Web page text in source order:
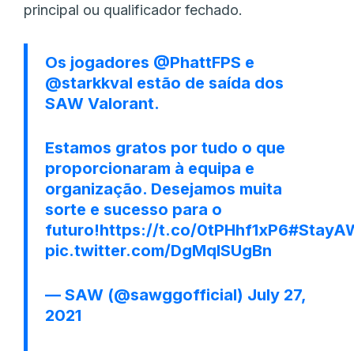
principal ou qualificador fechado.
Os jogadores @PhattFPS e
@starkkval estão de saída dos
SAW Valorant.
Estamos gratos por tudo o que
proporcionaram à equipa e
organização. Desejamos muita
sorte e sucesso para o
futuro!https://t.co/0tPHhf1xP6
pic.twitter.com/DgMqISUgBn
— SAW (@sawggofficial) July 27,
2021